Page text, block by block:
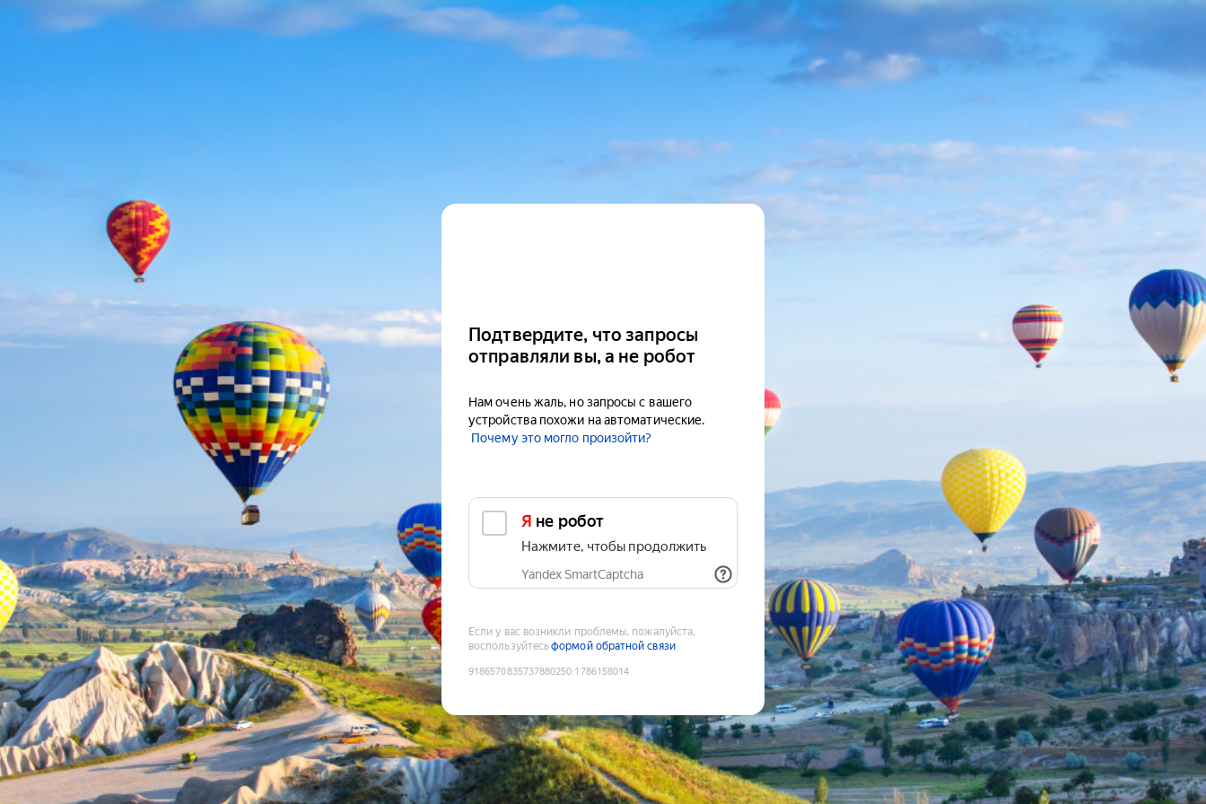
Подтвердите, что запросы
отправляли вы, а не робот
Нам очень жаль, но запросы с вашего
устройства похожи на автоматические.
Почему это могло произойти?
Я не робот
Нажмите, чтобы продолжить
Yandex SmartCaptcha
Если у вас возникли проблемы, пожалуйста,
воспользуйтесьформой обратной связи
9186570835737880250:1786158014